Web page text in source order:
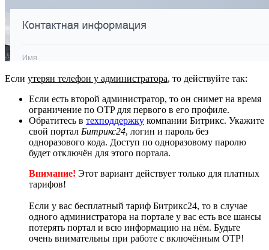
Если утерян телефон у администратора, то действуйте так:
Если есть второй администратор, то он снимет на время
ограничение по OTP для первого в его профиле.
Обратитесь в техподдержку компании Битрикс. Укажите
свой портал Битрикс24, логин и пароль без
одноразового кода. Доступ по одноразовому паролю
будет отключён для этого портала.
Внимание! Этот вариант действует только для платных
тарифов!
Если у вас бесплатный тариф Битрикс24, то в случае
одного администратора на портале у вас есть все шансы
потерять портал и всю информацию на нём. Будьте
очень внимательны при работе с включённым OTP!